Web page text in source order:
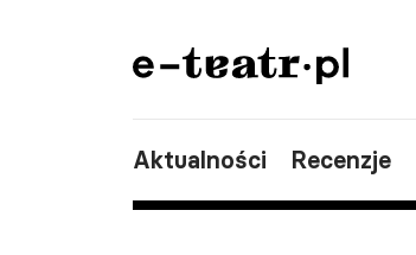
Aktualności Recenzje